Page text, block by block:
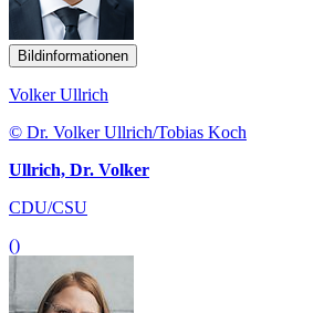
Bildinformationen
Volker Ullrich
© Dr. Volker Ullrich/Tobias Koch
Ullrich, Dr. Volker
CDU/CSU
()